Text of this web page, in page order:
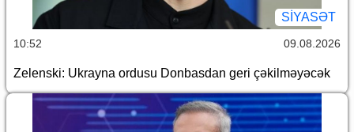
SİYASƏT
10:52 09.08.2026
Zelenski: Ukrayna ordusu Donbasdan geri çəkilməyəcək